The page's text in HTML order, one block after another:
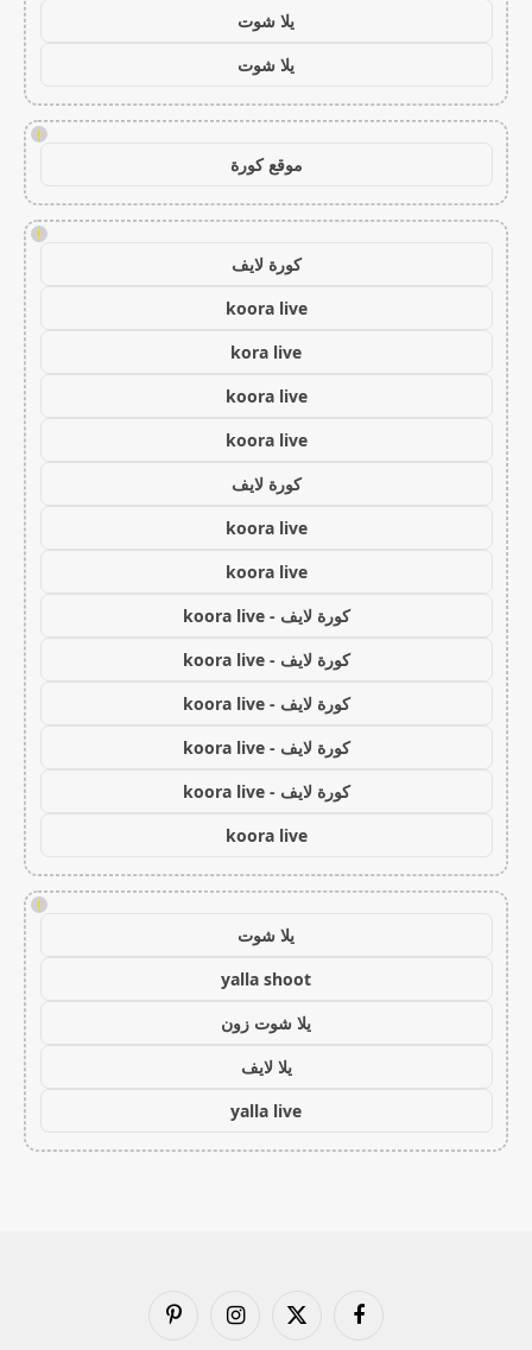
يلا شوت
يلا شوت
!
موقع كورة
!
كورة لايف
koora live
kora live
koora live
koora live
كورة لايف
koora live
koora live
كورة لايف - koora live
كورة لايف - koora live
كورة لايف - koora live
كورة لايف - koora live
كورة لايف - koora live
koora live
!
يلا شوت
yalla shoot
يلا شوت زون
يلا لايف
yalla live
فيسبوك
X
الانستغرامبينتيريست